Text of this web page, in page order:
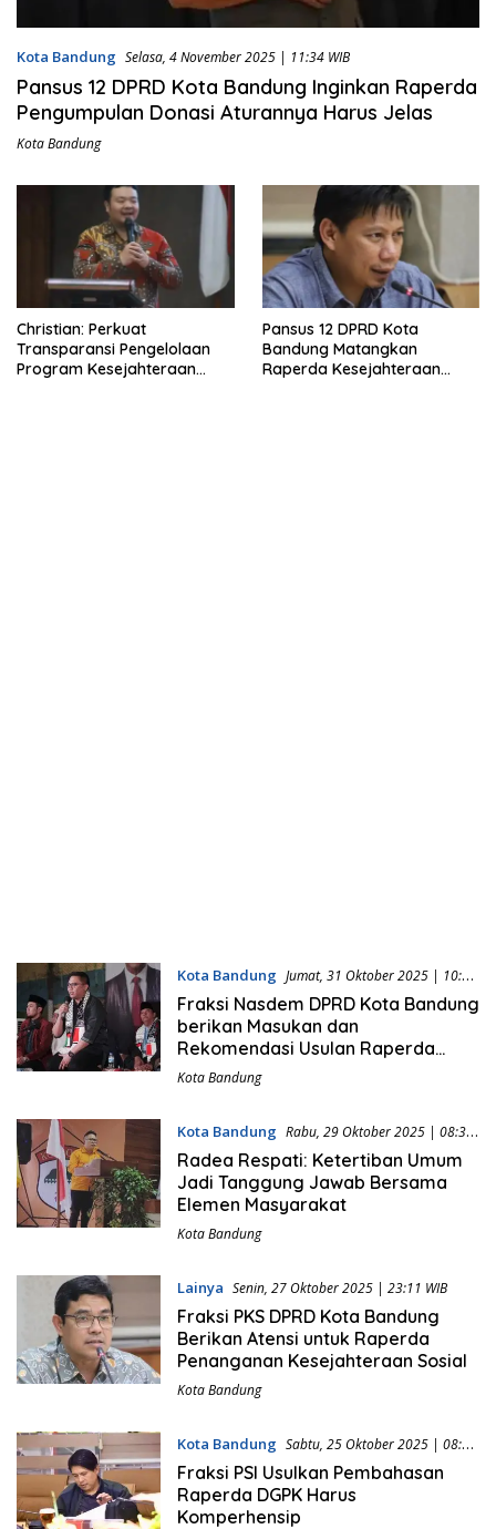
Kota Bandung Selasa, 4 November 2025 | 11:34 WIB
Pansus 12 DPRD Kota Bandung Inginkan Raperda
Pengumpulan Donasi Aturannya Harus Jelas
Kota Bandung
Christian: Perkuat
Transparansi Pengelolaan
Program Kesejahteraan
Pansus 12 DPRD Kota
Bandung Matangkan
Raperda Kesejahteraan
Kota Bandung Jumat, 31 Oktober 2025 | 10:57
WIB
Fraksi Nasdem DPRD Kota Bandung
berikan Masukan dan
Rekomendasi Usulan Raperda
Ketertiban Umum
Kota Bandung
Kota Bandung Rabu, 29 Oktober 2025 | 08:31
WIB
Radea Respati: Ketertiban Umum
Jadi Tanggung Jawab Bersama
Elemen Masyarakat
Kota Bandung
Lainya Senin, 27 Oktober 2025 | 23:11 WIB
Fraksi PKS DPRD Kota Bandung
Berikan Atensi untuk Raperda
Penanganan Kesejahteraan Sosial
Kota Bandung
Kota Bandung Sabtu, 25 Oktober 2025 | 08:36
WIB
Fraksi PSI Usulkan Pembahasan
Raperda DGPK Harus
Komperhensip